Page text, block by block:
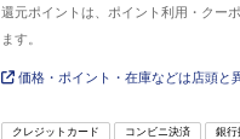
還元ポイントは、ポイント利用・クー
ます。
価格・ポイント・在庫などは店頭と
クレジットカード コンビニ決済 銀行